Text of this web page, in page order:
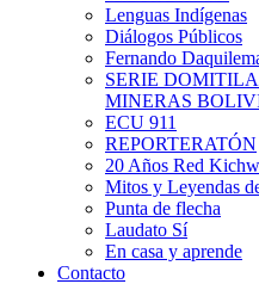
Lenguas Indígenas
Diálogos Públicos
Fernando
SERIE
MINERAS
ECU 911
REPORTERATÓN
20 Años Red
Mitos y Leyendas
Punta de flecha
Laudato Sí
En casa y aprende
Contacto